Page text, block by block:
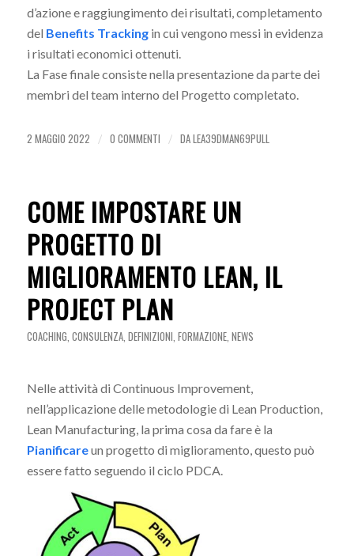
d’azione e raggiungimento dei risultati, completamento
del Benefits Trackingin cui vengono messi in evidenza
i risultati economici ottenuti.
La Fase finale consiste nella presentazione da parte dei
membri del team interno del Progetto completato.
2 MAGGIO 2022 / 0 COMMENTI / DALEA39DMAN69PULL
COME IMPOSTARE UN
PROGETTO DI
MIGLIORAMENTO LEAN, IL
PROJECT PLAN
COACHING, CONSULENZA, DEFINIZIONI, FORMAZIONE, NEWS
Nelle attività di Continuous Improvement,
nell’applicazione delle metodologie di Lean Production,
Lean Manufacturing, la prima cosa da fare è la
Pianificareun progetto di miglioramento, questo può
essere fatto seguendo il ciclo PDCA.